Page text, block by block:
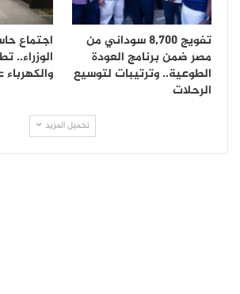
تفويج 8,700 سوداني من
مصر ضمن برنامج العودة
الطوعية.. وترتيبات لتوسيع
الرحلات
اجتماع
الوزراء..
تحميل المزيد